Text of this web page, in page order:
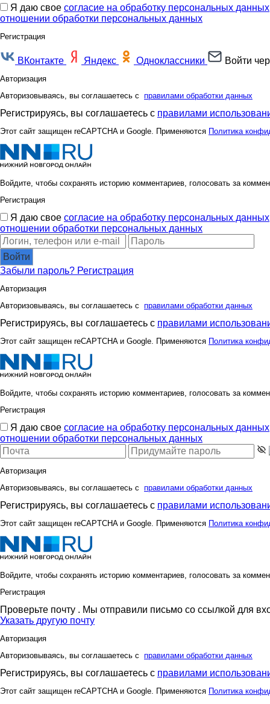
Я даю свое согласие на обработку персональных данных
отношении обработки персональных данных
Регистрация
ВКонтакте Яндекс Одноклассники Войти
Авторизация
Авторизовываясь, вы соглашаетесь с правилами обработки данных
Регистрируясь, вы соглашаетесь с правилами
Этот сайт защищен reCAPTCHA и Google. Применяются Политика
Войдите, чтобы сохранять историю комментариев, голосовать за
Регистрация
Я даю свое согласие на обработку персональных данных
отношении обработки персональных данных
Войти
Забыли пароль? Регистрация
Авторизация
Авторизовываясь, вы соглашаетесь с правилами обработки данных
Регистрируясь, вы соглашаетесь с правилами
Этот сайт защищен reCAPTCHA и Google. Применяются Политика
Войдите, чтобы сохранять историю комментариев, голосовать за
Регистрация
Я даю свое согласие на обработку персональных данных
отношении обработки персональных данных
Авторизация
Авторизовываясь, вы соглашаетесь с правилами обработки данных
Регистрируясь, вы соглашаетесь с правилами
Этот сайт защищен reCAPTCHA и Google. Применяются Политика
Войдите, чтобы сохранять историю комментариев, голосовать за
Регистрация
Проверьте почту . Мы отправили письмо со ссылкой для
Указать другую почту
Авторизация
Авторизовываясь, вы соглашаетесь с правилами обработки данных
Регистрируясь, вы соглашаетесь с правилами
Этот сайт защищен reCAPTCHA и Google. Применяются Политика